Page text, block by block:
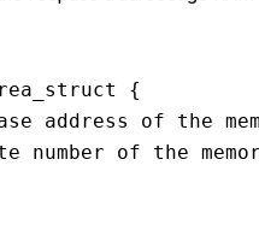
{
address of the
number of the